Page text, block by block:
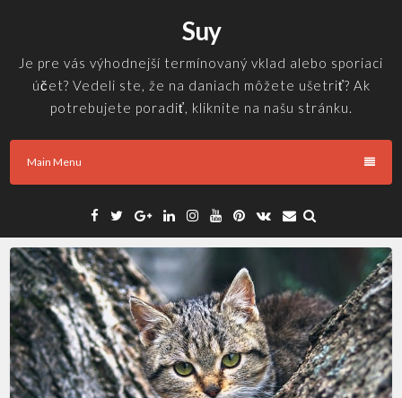
content
Suy
Je pre vás výhodnejší termínovaný vklad alebo sporiaci
účet? Vedeli ste, že na daniach môžete ušetriť? Ak
potrebujete poradiť, kliknite na našu stránku.
Main Menu
Facebook
TwitterGoogleLinkedinInstagramYouTube
Pinterest
VK Email